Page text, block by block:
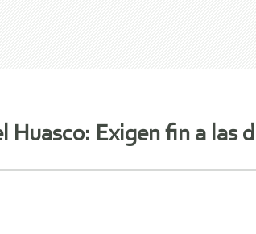
Huasco: Exigen fin a las